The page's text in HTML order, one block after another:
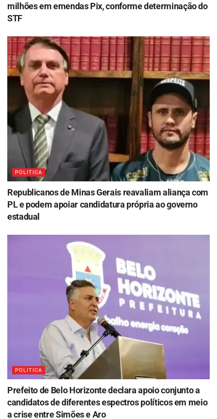
milhões em emendas Pix, conforme determinação do
STF
POLITICA
Republicanos de Minas Gerais reavaliam aliança com
PL e podem apoiar candidatura própria ao governo
estadual
POLITICA
Prefeito de Belo Horizonte declara apoio conjunto a
candidatos de diferentes espectros políticos em meio
a crise entre Simões e Aro